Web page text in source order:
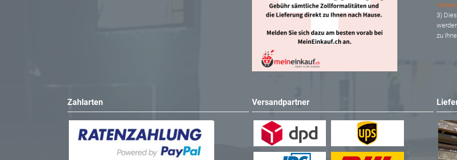
3)
zu
Zahlarten Versandpartner